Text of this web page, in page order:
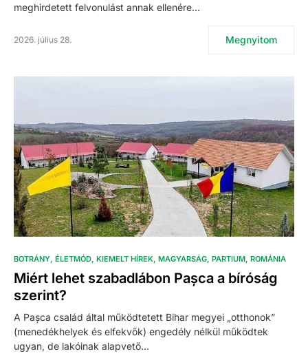
meghirdetett felvonulást annak ellenére…
2026. július 28. Megnyitom
BOTRÁNY ÉLETMÓD KIEMELT HÍREK MAGYARSÁG PARTIUM ROMÁNIA
Miért lehet szabadlábon Pașca a bíróság
szerint?
A Pașca család által működtetett Bihar megyei „otthonok”
(menedékhelyek és elfekvők) engedély nélkül működtek
ugyan, de lakóinak alapvető…